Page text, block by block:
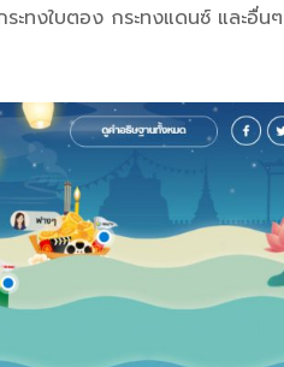
ระทงใบตอง กระทงแดนซ์ และอื่น